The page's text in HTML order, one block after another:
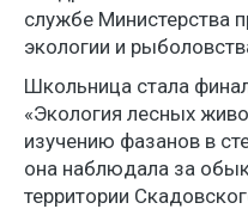
службе Министерства
экологии и
Школьница стала
«Экология лесных
изучению фазанов в
она наблюдала за
территории